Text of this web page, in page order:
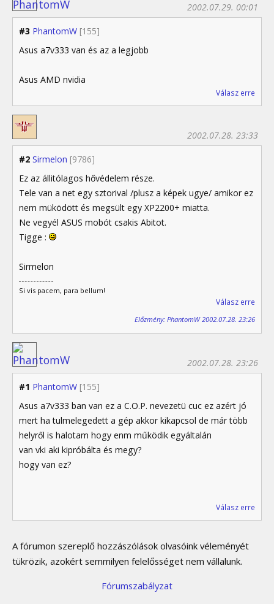
#3 PhantomW [155]
2002.07.29. 00:01
Asus a7v333 van és az a legjobb
Asus AMD nvidia
Válasz erre
#2 Sirmelon [9786]
2002.07.28. 23:33
Ez az állitólagos hővédelem része.
Tele van a net egy sztorival /plusz a képek ugye/ amikor ez
nem müködött és megsült egy XP2200+ miatta.
Ne vegyél ASUS mobót csakis Abitot.
Tigge :
Sirmelon
Si vis pacem, para bellum!
Válasz erre
Előzmény: PhantomW 2002.07.28. 23:26
#1 PhantomW [155]
2002.07.28. 23:26
Asus a7v333 ban van ez a C.O.P. nevezetü cuc ez azért jó
mert ha tulmelegedett a gép akkor kikapcsol de már több
helyről is halotam hogy enm működik egyáltalán
van vki aki kipróbálta és megy?
hogy van ez?
Válasz erre
A fórumon szereplő hozzászólások olvasóink véleményét
tükrözik, azokért semmilyen felelősséget nem vállalunk.
Fórumszabályzat